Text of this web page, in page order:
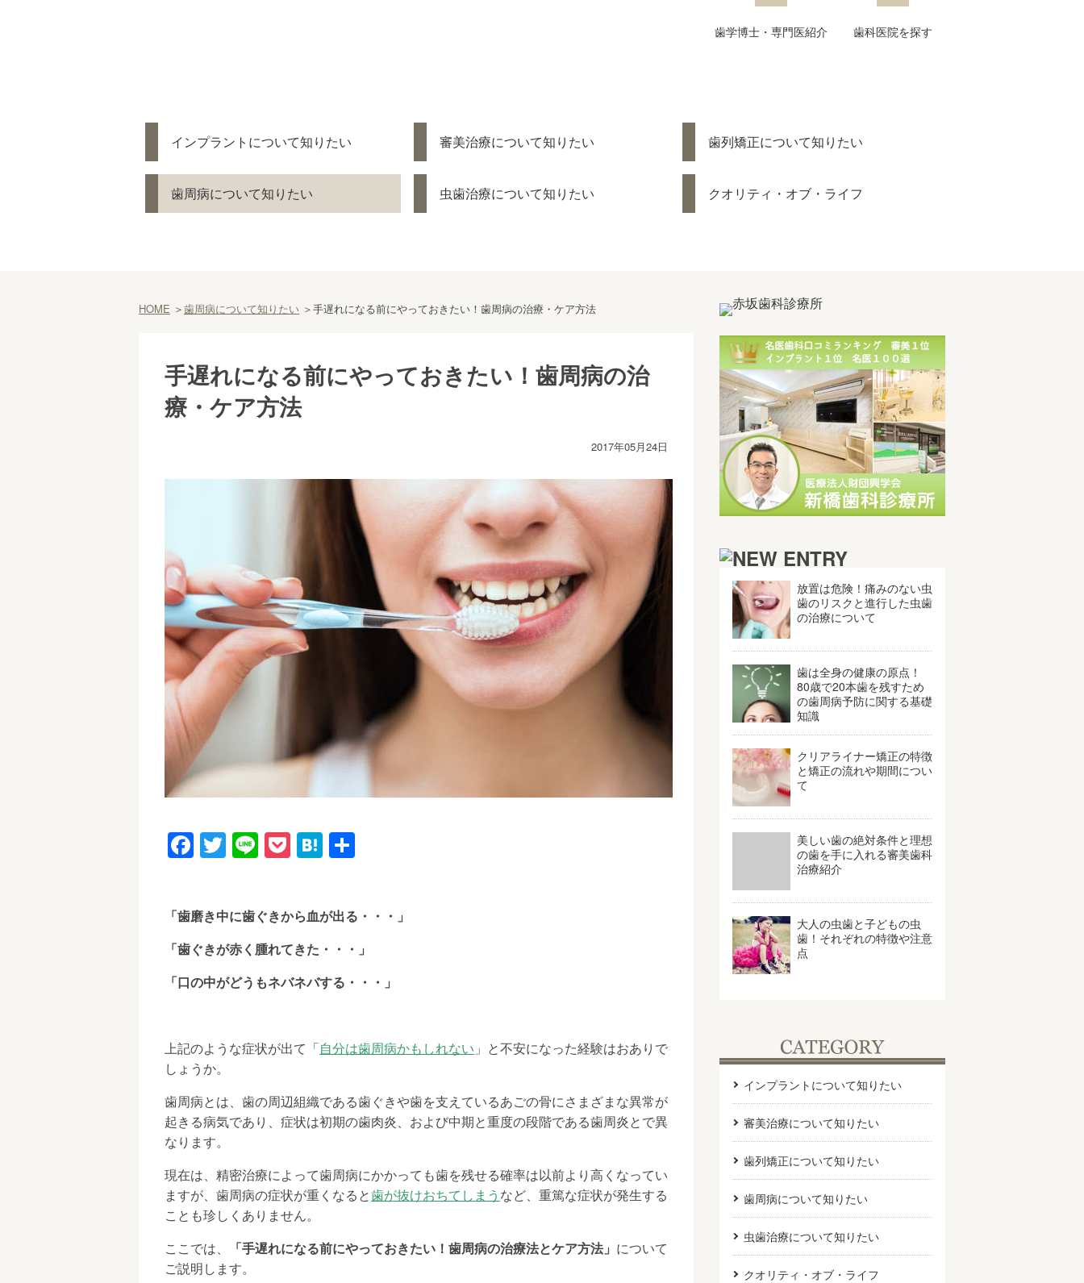
歯学博士・専門医紹介 歯科医院を探す
インプラントについて知りたい 審美治療について知りたい 歯列矯正について知りたい
歯周病について知りたい 虫歯治療について知りたい クオリティ・オブ・ライフ
HOME 歯周病について知りたい 手遅れになる前にやっておきたい！歯周病の治療・ケア方法
手遅れになる前にやっておきたい！歯周病の治
療・ケア方法
2017年05月24日
F
a
e
b
o
o
T
wi
er
Li
n
P
o
et
H
at
n
a
「歯磨き中に歯ぐきから血が出る・・・」
「歯ぐきが赤く腫れてきた・・・」
「口の中がどうもネバネバする・・・」
上記のような症状が出て「自分は歯周病かもしれない 」と不安になった経験はおありで
しょうか。
歯周病とは、歯の周辺組織である歯ぐきや歯を支えているあごの骨にさまざまな異常が
起きる病気であり、症状は初期の歯肉炎、および中期と重度の段階である歯周炎とで異
なります。
現在は、精密治療によって歯周病にかかっても歯を残せる確率は以前より高くなってい
ますが、歯周病の症状が重くなると歯が抜けおちてしまう など、重篤な症状が発生する
ことも珍しくありません。
ここでは、
「手遅れになる前にやっておきたい！歯周病の治療法とケア方法」 について
ご説明します。
放置は危険！痛みのない虫
歯のリスクと進行した虫歯
の治療について
歯は全身の健康の原点！
80歳で20本歯を残すため
の歯周病予防に関する基礎
知識
クリアライナー矯正の特徴
と矯正の流れや期間につい
て
美しい歯の絶対条件と理想
の歯を手に入れる審美歯科
治療紹介
大人の虫歯と子どもの虫
歯！それぞれの特徴や注意
点
インプラントについて知りたい
審美治療について知りたい
歯列矯正について知りたい
歯周病について知りたい
虫歯治療について知りたい
クオリティ・オブ・ライフ